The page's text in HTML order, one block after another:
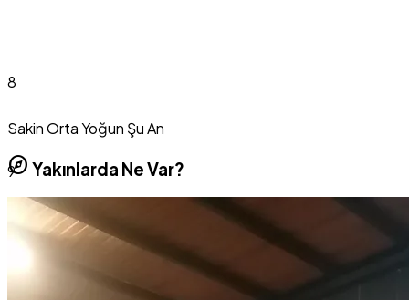
8
9
10
SakinOrtaYoğun Şu An
explore Yakınlarda Ne Var?